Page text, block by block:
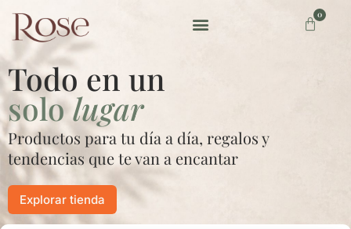
contenido
0
Carrito
Todo en un
sololugar
Productos para tu día a día, regalos y
tendencias que te van a encantar
Explorar tienda